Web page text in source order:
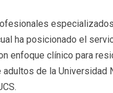
ha posicionado el
enfoque clínico para
de la Universidad